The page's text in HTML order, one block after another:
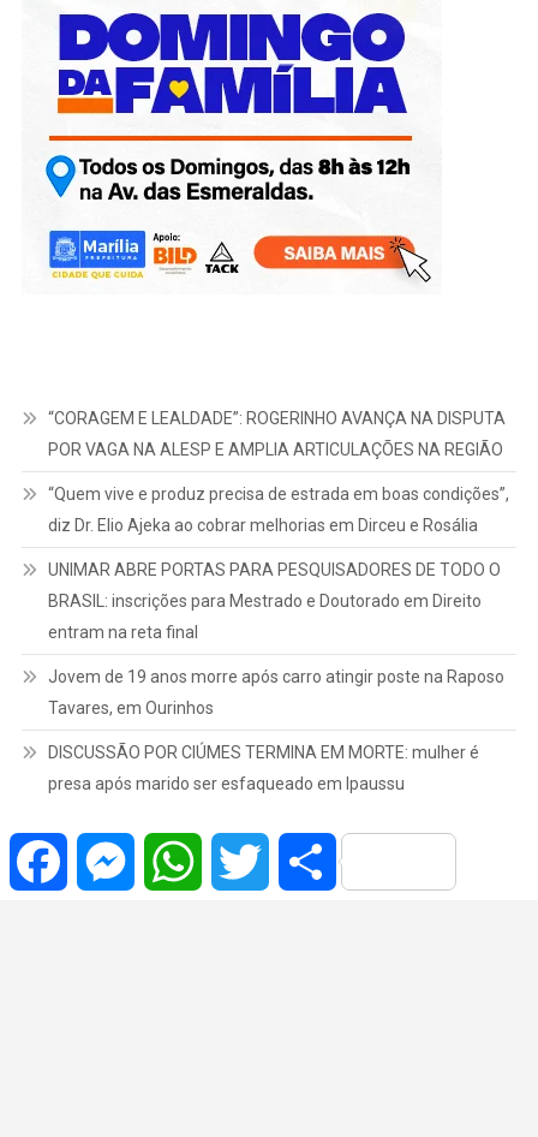
“CORAGEM E LEALDADE”: ROGERINHO AVANÇA NA DISPUTA
POR VAGA NA ALESP E AMPLIA ARTICULAÇÕES NA REGIÃO
“Quem vive e produz precisa de estrada em boas condições”,
diz Dr. Elio Ajeka ao cobrar melhorias em Dirceu e Rosália
UNIMAR ABRE PORTAS PARA PESQUISADORES DE TODO O
BRASIL: inscrições para Mestrado e Doutorado em Direito
entram na reta final
Jovem de 19 anos morre após carro atingir poste na Raposo
Tavares, em Ourinhos
DISCUSSÃO POR CIÚMES TERMINA EM MORTE: mulher é
presa após marido ser esfaqueado em Ipaussu
Facebook MessengerWhatsAppTwitter Share